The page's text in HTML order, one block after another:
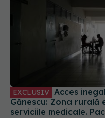
EXCLUSIV
Gănescu: Zona
serviciile medicale.